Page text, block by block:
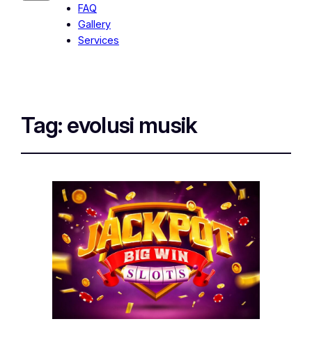
FAQ
Gallery
Services
Tag: evolusi musik